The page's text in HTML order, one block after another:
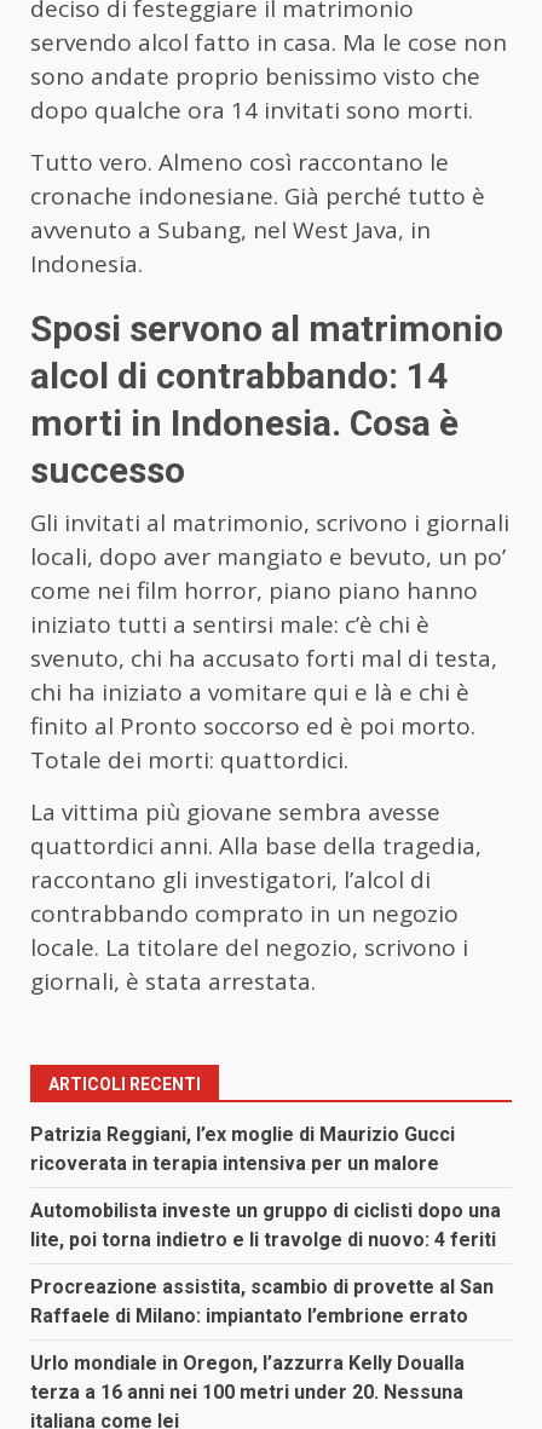
deciso di festeggiare il matrimonio
servendo alcol fatto in casa. Ma le cose non
sono andate proprio benissimo visto che
dopo qualche ora 14 invitati sono morti.
Tutto vero. Almeno così raccontano le
cronache indonesiane. Già perché tutto è
avvenuto a Subang, nel West Java, in
Indonesia.
Sposi servono al matrimonio
alcol di contrabbando: 14
morti in Indonesia. Cosa è
successo
Gli invitati al matrimonio, scrivono i giornali
locali, dopo aver mangiato e bevuto, un po’
come nei film horror, piano piano hanno
iniziato tutti a sentirsi male: c’è chi è
svenuto, chi ha accusato forti mal di testa,
chi ha iniziato a vomitare qui e là e chi è
finito al Pronto soccorso ed è poi morto.
Totale dei morti: quattordici.
La vittima più giovane sembra avesse
quattordici anni. Alla base della tragedia,
raccontano gli investigatori, l’alcol di
contrabbando comprato in un negozio
locale. La titolare del negozio, scrivono i
giornali, è stata arrestata.
ARTICOLI RECENTI
Patrizia Reggiani, l’ex moglie di Maurizio Gucci
ricoverata in terapia intensiva per un malore
Automobilista investe un gruppo di ciclisti dopo una
lite, poi torna indietro e li travolge di nuovo: 4 feriti
Procreazione assistita, scambio di provette al San
Raffaele di Milano: impiantato l’embrione errato
Urlo mondiale in Oregon, l’azzurra Kelly Doualla
terza a 16 anni nei 100 metri under 20. Nessuna
italiana come lei